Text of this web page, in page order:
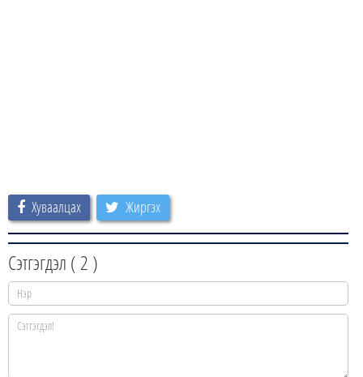
Хуваалцах Жиргэх
Сэтгэгдэл (2 )